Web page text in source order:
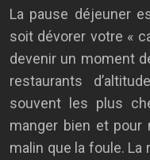
La pause déjeuner
soit dévorer votre «
devenir un moment
restaurants
souvent les plus
manger bien et
malin que la foule. La